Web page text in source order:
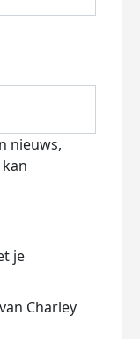
nieuws,
je
Charley